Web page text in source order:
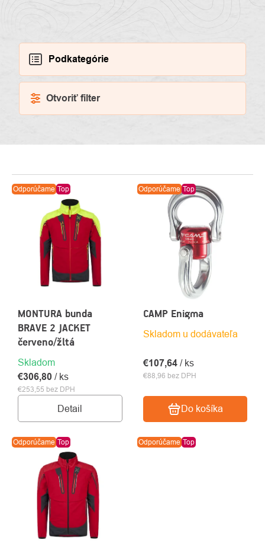
Podkategórie
Otvoriť filter
VÝPIS
PRODUKTOV
Odporúčame Top
MONTURA bunda
BRAVE 2 JACKET
červeno/žltá
Skladom
€253,55 bez DPH
€306,80 / ks
Detail
Odporúčame Top
CAMP Enigma
Skladom u dodávateľa
€88,96 bez DPH
€107,64 / ks
Do košíka
Odporúčame Top Odporúčame Top